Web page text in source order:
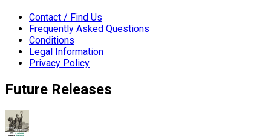
Contact / Find Us
Frequently Asked Questions
Conditions
Legal Information
Privacy Policy
Future Releases